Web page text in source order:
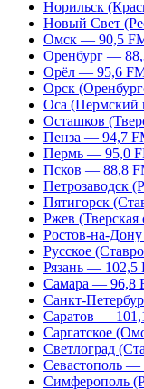
Норильск
Новый Свет
Омск — 90,5
Оренбург —
Орёл — 95,6
Орск
Оса (Пермский
Осташков
Пенза — 94,7
Пермь — 95,0
Псков — 88,8
Петрозаводск
Пятигорск
Ржев
Ростов-на-
Русское
Рязань — 102,5
Самара — 96,8
Санкт-
Саратов —
Саргатское
Светлоград
Севастополь —
Симферополь